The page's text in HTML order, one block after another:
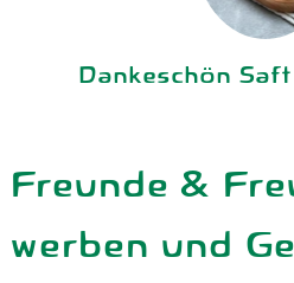
Dankeschön
Freunde &
werben und